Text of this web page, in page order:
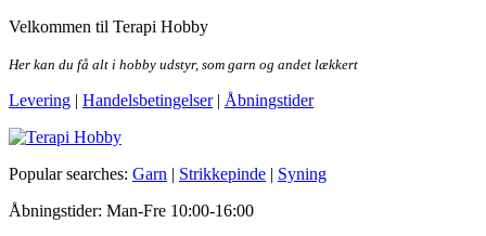
Skip
the
Velkommen til Terapi Hobby
Her kan du få alt i hobby udstyr, som garn og andet lækkert
Levering | Handelsbetingelser| Åbningstider
Terapi Hobby
Popular searches: Garn | Strikkepinde | Syning
Åbningstider: Man-Fre 10:00-16:00